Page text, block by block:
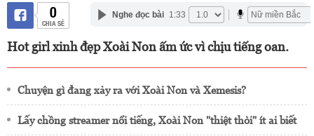
0
CHIA SẺ
Nghe đọc bài 1:33
Hot girl xinh đẹp Xoài Non ấm ức vì chịu tiếng oan.
Chuyện gì đang xảy ra với Xoài Non và Xemesis?
Lấy chồng streamer nổi tiếng, Xoài Non "thiệt thòi" ít ai biết